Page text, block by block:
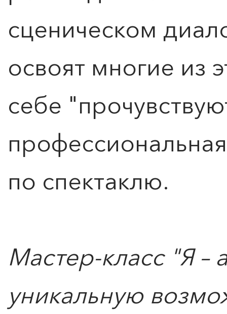
сценическом
освоят многие из
себе
по спектаклю.
Мастер-класс "Я –
уникальную